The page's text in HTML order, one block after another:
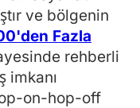
ve bölgenin
Fazla
rehberli
imkanı
on-hop-off